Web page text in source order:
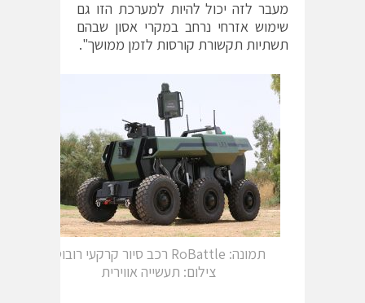
מעבר לזה יכול להיות למערכת הזו גם
שימוש אזרחי נרחב במקרי אסון שבהם
תשתיות תקשורת קורסות לזמן ממושך".
תמונה: RoBattle רכב סיור קרקעי רובוטי
צילום: תעשייה אווירית